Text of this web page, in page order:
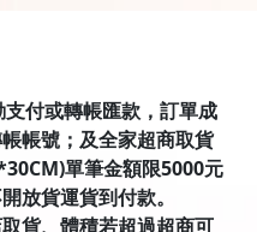
付或轉帳匯款，訂單成
帳號；及全家超商取貨
單筆金額限5000元
放貨運貨到付款。
貨、體積若超過超商可